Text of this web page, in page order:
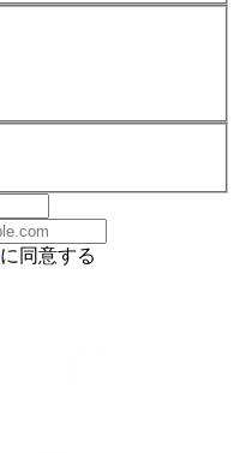
に同意する